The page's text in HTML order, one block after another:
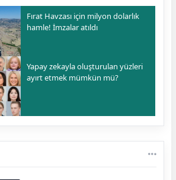
Fırat Havzası için milyon dolarlık
hamle! İmzalar atıldı
Yapay zekayla oluşturulan yüzleri
ayırt etmek mümkün mü?